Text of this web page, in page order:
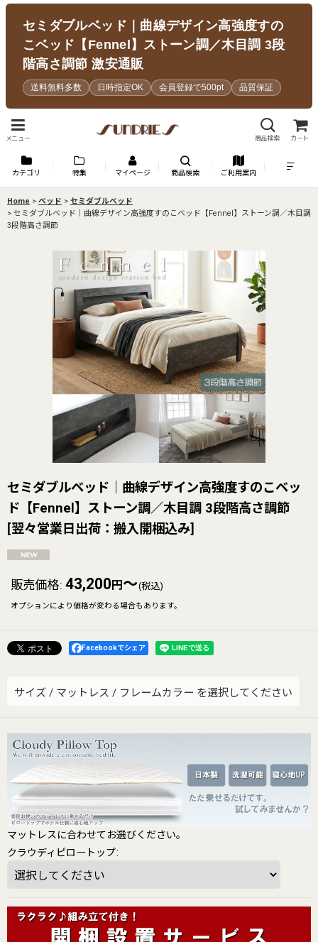
セミダブルベッド｜曲線デザイン高強度すの
こベッド【Fennel】ストーン調／木目調 3段
階高さ調節 激安通販
送料無料多数 日時指定OK 会員登録で500pt 品質保証
メニュー 商品検索 カート
カテゴリ 特集 マイページ 商品検索 ご利用案内
Home > ベッド > セミダブルベッド
> セミダブルベッド｜曲線デザイン高強度すのこベッド【Fennel】ストーン調／木目調
3段階高さ調節
セミダブルベッド｜曲線デザイン高強度すのこベッ
ド【Fennel】ストーン調／木目調 3段階高さ調節
[翌々営業日出荷：搬入開梱込み]
販売価格: 43,200 円 ～(税込)
オプションにより価格が変わる場合もあります。
Facebookでシェア
サイズ / マットレス / フレームカラー を選択してください
マットレスに合わせてお選びください。
クラウディピロートップ: